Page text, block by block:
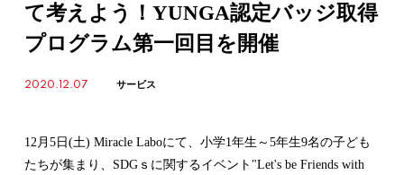
て考えよう！YUNGA認定バッジ取得
プログラム第一回目を開催
2020.12.07 サービス
12月5日(土) Miracle Laboにて、小学1年生～5年生9名の子ども
たちが集まり、SDGｓに関するイベント"Let's be Friends with